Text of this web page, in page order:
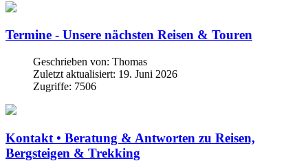
Termine - Unsere nächsten Reisen & Touren
Geschrieben von: Thomas
Zuletzt aktualisiert: 19. Juni 2026
Zugriffe: 7506
Kontakt • Beratung & Antworten zu Reisen,
Bergsteigen & Trekking